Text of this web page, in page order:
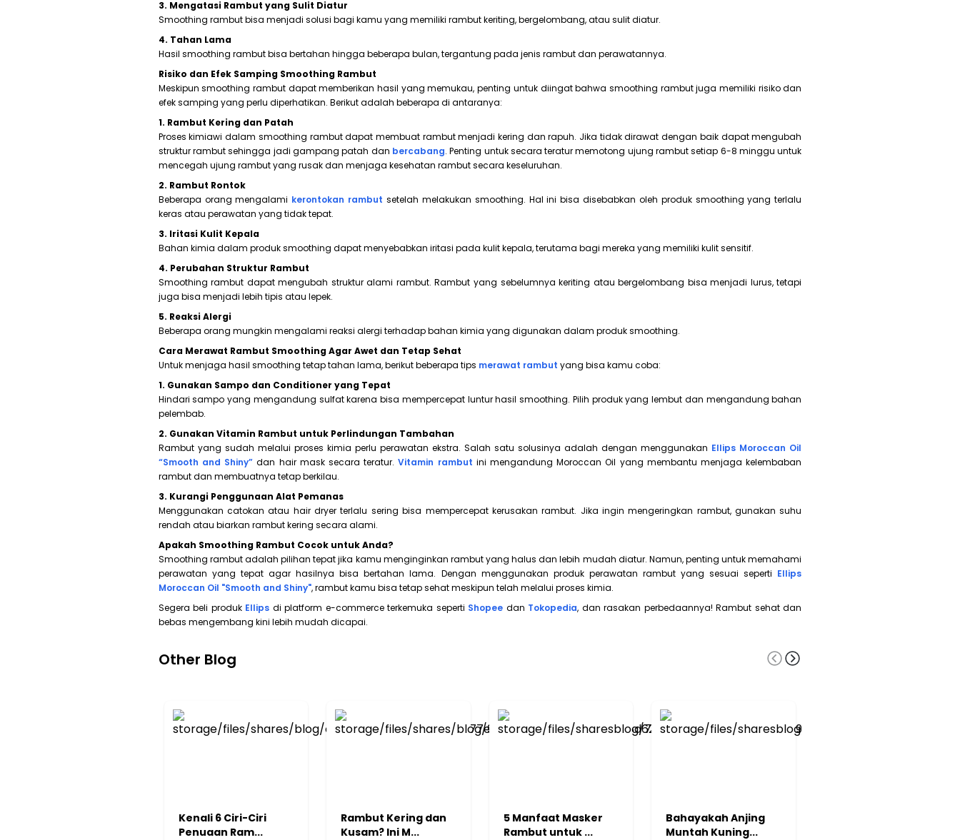
3. Mengatasi Rambut yang Sulit Diatur
Smoothing rambut bisa menjadi solusi bagi kamu yang memiliki rambut keriting, bergelombang, atau sulit diatur.
4. Tahan Lama
Hasil smoothing rambut bisa bertahan hingga beberapa bulan, tergantung pada jenis rambut dan perawatannya.
Risiko dan Efek Samping Smoothing Rambut
Meskipun smoothing rambut dapat memberikan hasil yang memukau, penting untuk diingat bahwa smoothing rambut juga memiliki risiko dan
efek samping yang perlu diperhatikan. Berikut adalah beberapa di antaranya:
1. Rambut Kering dan Patah
Proses kimiawi dalam smoothing rambut dapat membuat rambut menjadi kering dan rapuh. Jika tidak dirawat dengan baik dapat mengubah
struktur rambut sehingga jadi gampang patah dan bercabang. Penting untuk secara teratur memotong ujung rambut setiap 6-8 minggu untuk
mencegah ujung rambut yang rusak dan menjaga kesehatan rambut secara keseluruhan.
2. Rambut Rontok
Beberapa orang mengalami kerontokan rambut setelah melakukan smoothing. Hal ini bisa disebabkan oleh produk smoothing yang terlalu
keras atau perawatan yang tidak tepat.
3. Iritasi Kulit Kepala
Bahan kimia dalam produk smoothing dapat menyebabkan iritasi pada kulit kepala, terutama bagi mereka yang memiliki kulit sensitif.
4. Perubahan Struktur Rambut
Smoothing rambut dapat mengubah struktur alami rambut. Rambut yang sebelumnya keriting atau bergelombang bisa menjadi lurus, tetapi
juga bisa menjadi lebih tipis atau lepek.
5. Reaksi Alergi
Beberapa orang mungkin mengalami reaksi alergi terhadap bahan kimia yang digunakan dalam produk smoothing.
Cara Merawat Rambut Smoothing Agar Awet dan Tetap Sehat
Untuk menjaga hasil smoothing tetap tahan lama, berikut beberapa tips merawat rambut yang bisa kamu coba:
1. Gunakan Sampo dan Conditioner yang Tepat
Hindari sampo yang mengandung sulfat karena bisa mempercepat luntur hasil smoothing. Pilih produk yang lembut dan mengandung bahan
pelembab.
2. Gunakan Vitamin Rambut untuk Perlindungan Tambahan
Rambut yang sudah melalui proses kimia perlu perawatan ekstra. Salah satu solusinya adalah dengan menggunakan Ellips Moroccan Oil
“Smooth and Shiny” dan hair mask secara teratur.Vitamin rambut ini mengandung Moroccan Oil yang membantu menjaga kelembaban
rambut dan membuatnya tetap berkilau.
3. Kurangi Penggunaan Alat Pemanas
Menggunakan catokan atau hair dryer terlalu sering bisa mempercepat kerusakan rambut. Jika ingin mengeringkan rambut, gunakan suhu
rendah atau biarkan rambut kering secara alami.
Apakah Smoothing Rambut Cocok untuk Anda?
Smoothing rambut adalah pilihan tepat jika kamu menginginkan rambut yang halus dan lebih mudah diatur. Namun, penting untuk memahami
perawatan yang tepat agar hasilnya bisa bertahan lama. Dengan menggunakan produk perawatan rambut yang sesuai seperti Ellips
Moroccan Oil "Smooth and Shiny", rambut kamu bisa tetap sehat meskipun telah melalui proses kimia.
Segera beli produk Ellips di platform e-commerce terkemuka seperti Shopee dan Tokopedia, dan rasakan perbedaannya! Rambut sehat dan
bebas mengembang kini lebih mudah dicapai.
Other Blog
Kenali 6 Ciri-Ciri
Penuaan Ram...
Rambut Kering dan
Kusam? Ini M...
5 Manfaat Masker
Rambut untuk ...
Bahayakah Anjing
Muntah Kuning...